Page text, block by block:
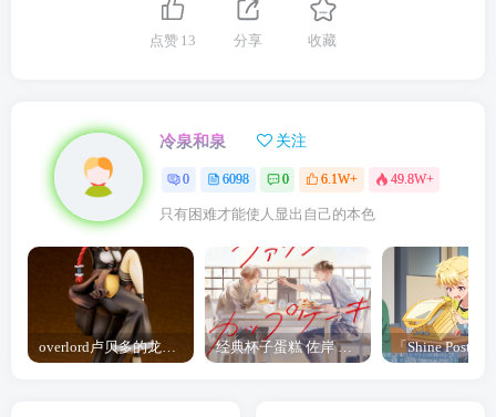
点赞 13 分享 收藏
冷泉和泉 关注
0 6098 0 6.1W+ 49.8W+
只有困难才能使人显出自己的本色
经典杯子蛋糕 佐岸 漫画「经典杯子蛋糕」宣布真人日剧化